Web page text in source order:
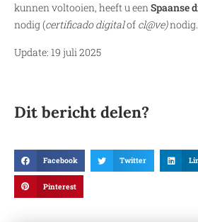
kunnen voltooien, heeft u eenSpaanse
nodig (certificado digitalof cl@ve)
Update: 19 juli 2025
Dit bericht delen?
Facebook Twitter
Pinterest